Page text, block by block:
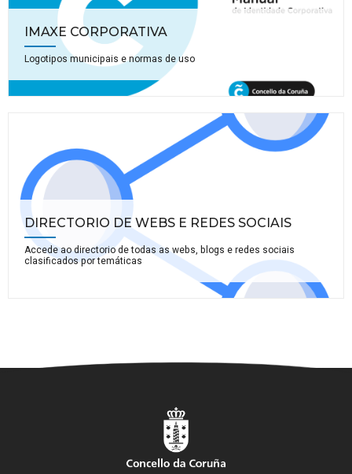
IMAXE CORPORATIVA
Logotipos municipais e normas de uso
DIRECTORIO DE WEBS E REDES SOCIAIS
Accede ao directorio de todas as webs, blogs e redes sociais
clasificados por temáticas